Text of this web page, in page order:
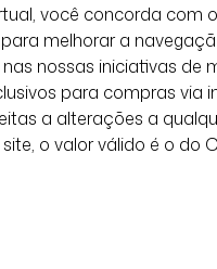
você concorda com
melhorar a
nossas iniciativas de
para compras via
a alterações a
o valor válido é o do